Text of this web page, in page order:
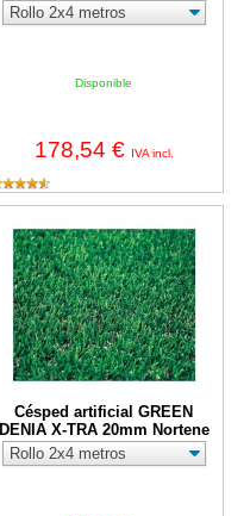
Disponible
178,54 € IVA incl.
Césped artificial GREEN
DENIA X-TRA 20mm Nortene